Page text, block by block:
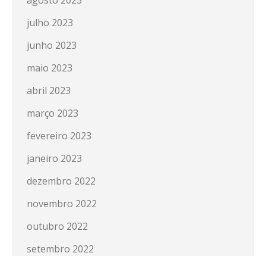
julho 2023
junho 2023
maio 2023
abril 2023
março 2023
fevereiro 2023
janeiro 2023
dezembro 2022
novembro 2022
outubro 2022
setembro 2022